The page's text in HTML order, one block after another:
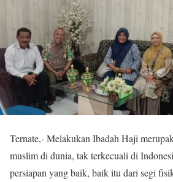
Ternate,- Melakukan Ibadah Haji
muslim di dunia, tak terkecuali di
persiapan yang baik, baik itu dari segi